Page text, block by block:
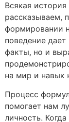
Всякая
рассказываем,
формировании
поведение
факты, но и
на мир и навык
Процесс
помогает нам
личность.